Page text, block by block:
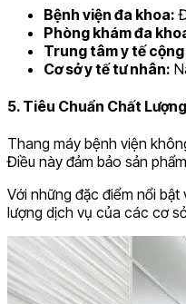
Bệnh viện đa khoa:
Phòng khám đa
Trung tâm y tế
Cơ sở y tế tư nhân:
5. Tiêu Chuẩn Chất
Thang máy bệnh viện
Điều này đảm bảo sản
Với những đặc điểm nổi
lượng dịch vụ của các cơ